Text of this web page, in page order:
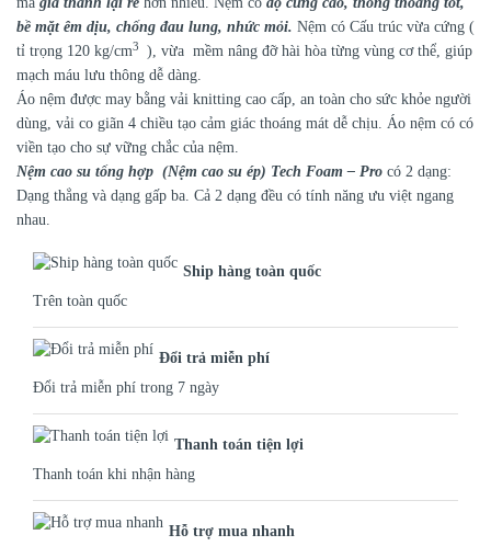
bề mặt êm dịu, chống đau lung, nhức mỏi. Nệm có Cấu trúc vừa cứng (
tỉ trọng 120 kg/cm3
), vừa mềm nâng đỡ hài hòa từng vùng cơ thể, giúp
mạch máu lưu thông dễ dàng.
Áo nệm được may bằng vải knitting cao cấp, an toàn cho sức khỏe người
dùng, vải co giãn 4 chiều tạo cảm giác thoáng mát dễ chịu. Áo nệm có có
viền tạo cho sự vững chắc của nệm.
Nệm cao su tổng hợp (Nệm cao su ép) Tech Foam – Pro có 2 dạng:
Dạng thẳng và dạng gấp ba. Cả 2 dạng đều có tính năng ưu việt ngang
nhau.
Ship hàng toàn quốc
Trên toàn quốc
Đổi trả miễn phí
Đổi trả miễn phí trong 7 ngày
Thanh toán tiện lợi
Thanh toán khi nhận hàng
Hỗ trợ mua nhanh